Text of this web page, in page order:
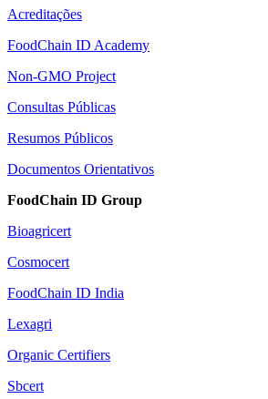
Acreditações
FoodChain ID Academy
Non-GMO Project
Consultas Públicas
Resumos Públicos
Documentos Orientativos
FoodChain ID Group
Bioagricert
Cosmocert
FoodChain ID India
Lexagri
Organic Certifiers
Sbcert